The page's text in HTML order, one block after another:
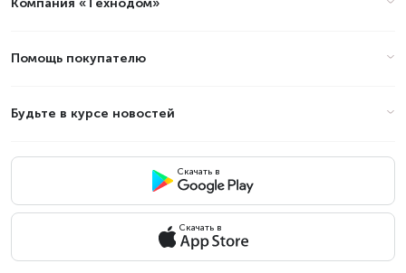
Компания «Технодом»
Помощь покупателю
Будьте в курсе новостей
Скачать в
Скачать в